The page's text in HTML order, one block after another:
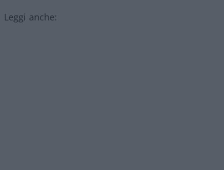
Leggi anche: